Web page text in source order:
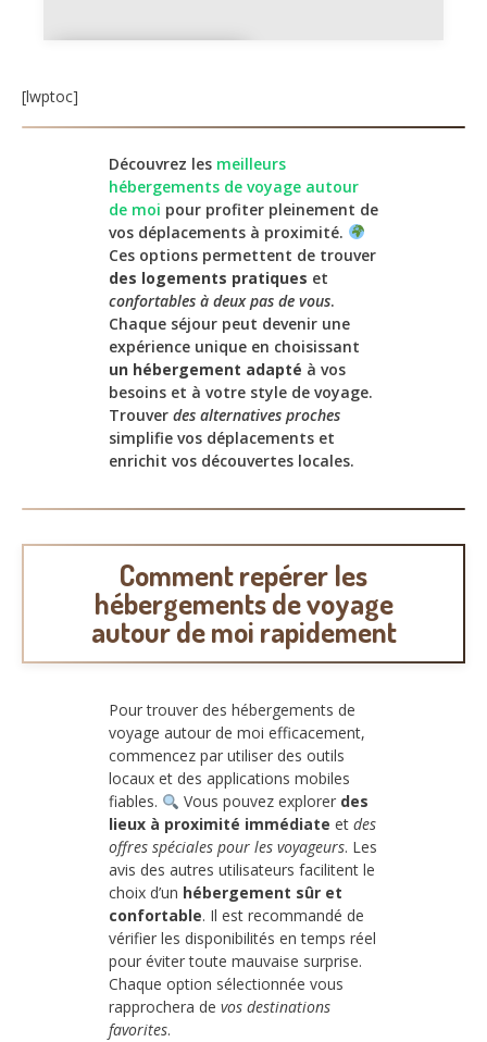
[lwptoc]
Découvrez les meilleurs
hébergements de voyage autour
de moi pour profiter pleinement de
vos déplacements à proximité.
Ces options permettent de trouver
des logements pratiques et
confortables à deux pas de vous.
Chaque séjour peut devenir une
expérience unique en choisissant
un hébergement adapté à vos
besoins et à votre style de voyage.
Trouver des alternatives proches
simplifie vos déplacements et
enrichit vos découvertes locales.
Comment repérer les
hébergements de voyage
autour de moi rapidement
Pour trouver des hébergements de
voyage autour de moi efficacement,
commencez par utiliser des outils
locaux et des applications mobiles
fiables.
Vous pouvez explorer des
lieux à proximité immédiate et des
offres spéciales pour les voyageurs. Les
avis des autres utilisateurs facilitent le
choix d’un hébergement sûr et
confortable. Il est recommandé de
vérifier les disponibilités en temps réel
pour éviter toute mauvaise surprise.
Chaque option sélectionnée vous
rapprochera de vos destinations
favorites.